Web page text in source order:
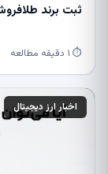
ثبت برند
⏱ ۱ دقیقه مطالعه
اخبار ارز دیجیتال